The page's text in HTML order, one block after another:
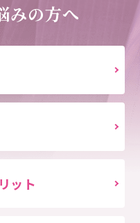
みの方へ
ット